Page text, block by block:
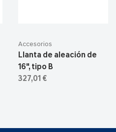
Accesorios
Llanta de aleación de
16", tipo B
327,01 €